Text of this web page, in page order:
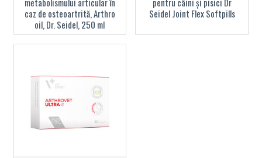
caz de osteoartrită, Arthro
oil, Dr. Seidel, 250 ml
Seidel Joint Flex Softpills